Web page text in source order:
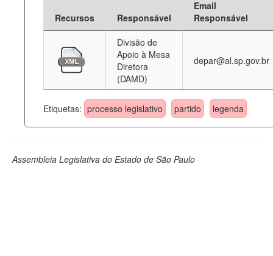
Recursos Responsável
Email
Responsável
Divisão de
Apoio à Mesa
Diretora
(DAMD)
depar@al.sp.gov.br
Etiquetas: processo legislativo partido legenda
Assembleia Legislativa do Estado de São Paulo